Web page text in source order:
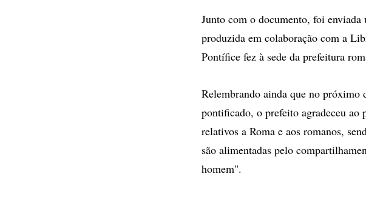
Junto com o documento, foi
produzida em colaboração com a
Pontífice fez à sede da prefeitura
Relembrando ainda que no
pontificado, o prefeito agradeceu ao
relativos a Roma e aos romanos,
são alimentadas pelo
homem".